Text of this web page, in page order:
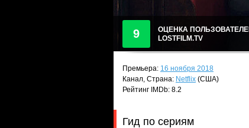
9
ОЦЕНКА
LOSTFILM.TV
Премьера: 16 ноября 2018
Канал, Страна: Netflix (США)
Рейтинг IMDb: 8.2
Гид по сериям